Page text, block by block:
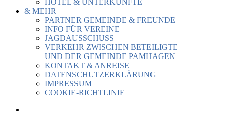
HOTEL & UNTERKÜNFTE
& MEHR
PARTNER GEMEINDE & FREUNDE
INFO FÜR VEREINE
JAGDAUSSCHUSS
VERKEHR ZWISCHEN BETEILIGTE
UND DER GEMEINDE PAMHAGEN
KONTAKT & ANREISE
DATENSCHUTZERKLÄRUNG
IMPRESSUM
COOKIE-RICHTLINIE